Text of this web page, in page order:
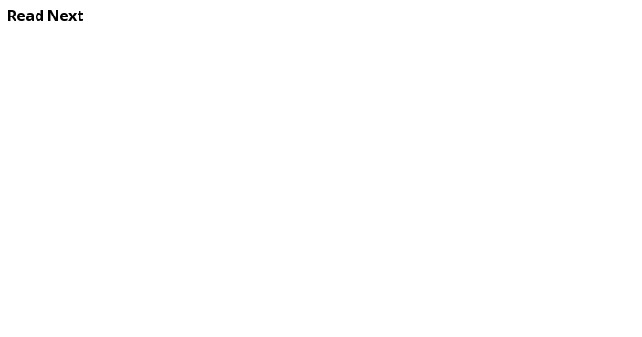
Read Next